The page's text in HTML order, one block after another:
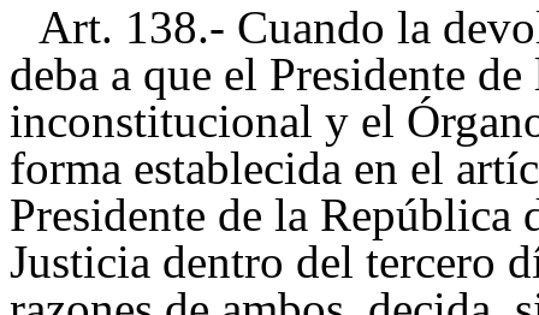
Art. 138.- Cuando la
deba a que el Presidente
inconstitucional y el
forma establecida en el
Presidente de la República
Justicia dentro del tercero